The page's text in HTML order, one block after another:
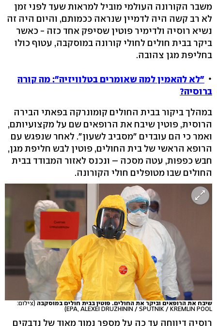
משבר הקורונה העולמי מוביל למראות שעד לפני זמן
לא רב קשה היה לדמיין שנראה ככמותם, והיום היה זה
נשיא רוסיה ולדימיר פוטין שסיפק אחד כזה - כאשר
ביקר בבית חולים לחולי קורונה במוסקבה, עטוף כולו
בחליפת מגן צהובה.
"לא להאמין למה שאומרים בטלוויזיה": מה קורה
ברוסיה?
במהלך ביקור בבית החולים קומונרקה בפאתי הבירה
הרוסית, פוטין שיבח את הרופאים שם על מקצועיותם,
ואמר כי הם עובדים "מסביב לשעון". לאחר שנפגש עם
הרופא הראשי של בית החולים, פוטין לבש חליפת מגן,
חבש כפפות, עטה מסכה – ונכנס לאזור המבודד בבית
החולים שבו מטופלים חולי הקורונה.
שיבח את הרופאים וביקר את החולים. פוטין בבית חולים במוסקבה(צילום:
EPA, ALEXEI DRUZHININ / SPUTNIK / KREMLIN POOL)
רוסיה דיווחה עד כה על מספר נמוך מאוד של נדבקים